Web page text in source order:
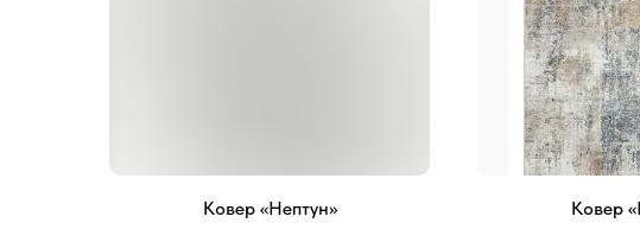
Ковер «Нептун» Ковер